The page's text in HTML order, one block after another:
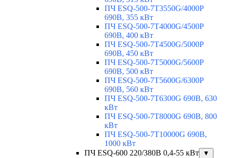
ПЧ ESQ-500-7T3550G/4000P
690В, 355 кВт
ПЧ ESQ-500-7T4000G/4500P
690В, 400 кВт
ПЧ ESQ-500-7T4500G/5000P
690В, 450 кВт
ПЧ ESQ-500-7T5000G/5600P
690В, 500 кВт
ПЧ ESQ-500-7T5600G/6300P
690В, 560 кВт
ПЧ ESQ-500-7T6300G 690В, 630
кВт
ПЧ ESQ-500-7T8000G 690В, 800
кВт
ПЧ ESQ-500-7T10000G 690В,
1000 кВт
ПЧ ESQ-600 220/380В 0,4-55 кВт
▼